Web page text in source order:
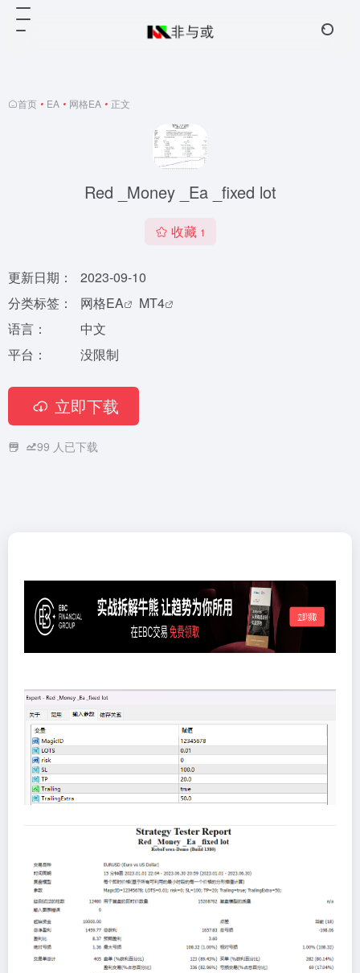
首页 • EA • 网格EA • 正文
Red _Money _Ea _fixed lot
收藏 1
更新日期：
2023-09-10
分类标签：
网格EA
MT4
语言：
中文
平台：
没限制
立即下载
99 人已下载